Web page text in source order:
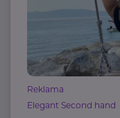
Reklama
Elegant Second hand